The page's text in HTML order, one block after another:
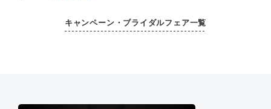
キャンペーン・ブライダルフェア一覧